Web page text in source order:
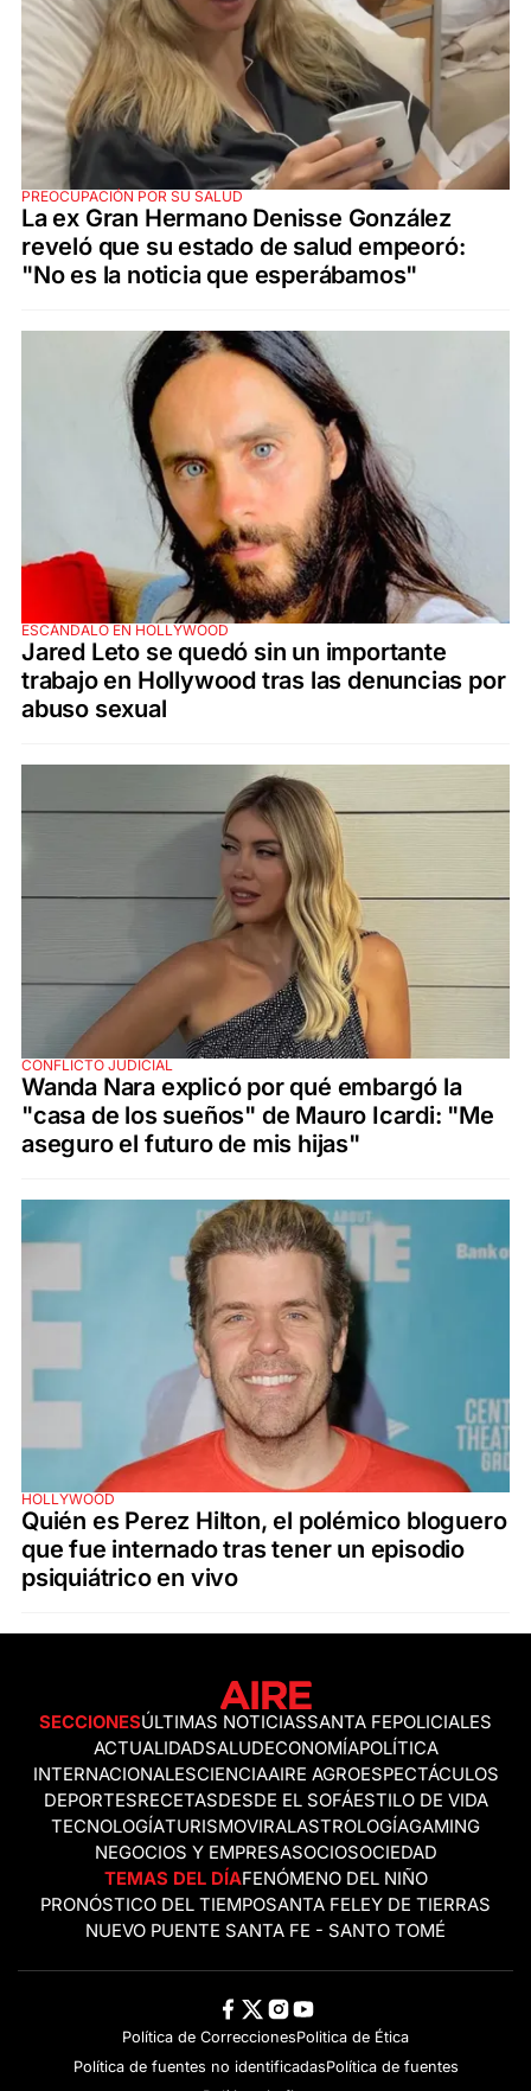
PREOCUPACIÓN POR SU SALUD
La ex Gran Hermano Denisse González
reveló que su estado de salud empeoró:
"No es la noticia que esperábamos"
ESCÁNDALO EN HOLLYWOOD
Jared Leto se quedó sin un importante
trabajo en Hollywood tras las denuncias por
abuso sexual
CONFLICTO JUDICIAL
Wanda Nara explicó por qué embargó la
"casa de los sueños" de Mauro Icardi: "Me
aseguro el futuro de mis hijas"
HOLLYWOOD
Quién es Perez Hilton, el polémico bloguero
que fue internado tras tener un episodio
psiquiátrico en vivo
SECCIONESÚLTIMAS NOTICIASSANTA FEPOLICIALES
ACTUALIDADSALUDECONOMÍAPOLÍTICA
INTERNACIONALESCIENCIAAIRE AGROESPECTÁCULOS
DEPORTESRECETASDESDE EL SOFÁESTILO DE VIDA
TECNOLOGÍATURISMOVIRALASTROLOGÍAGAMING
NEGOCIOS Y EMPRESASOCIOSOCIEDAD
TEMAS DEL DÍAFENÓMENO DEL NIÑO
PRONÓSTICO DEL TIEMPOSANTA FELEY DE TIERRAS
NUEVO PUENTE SANTA FE - SANTO TOMÉ
Política de CorreccionesPolitica de Ética
Política de fuentes no identificadasPolítica de fuentes